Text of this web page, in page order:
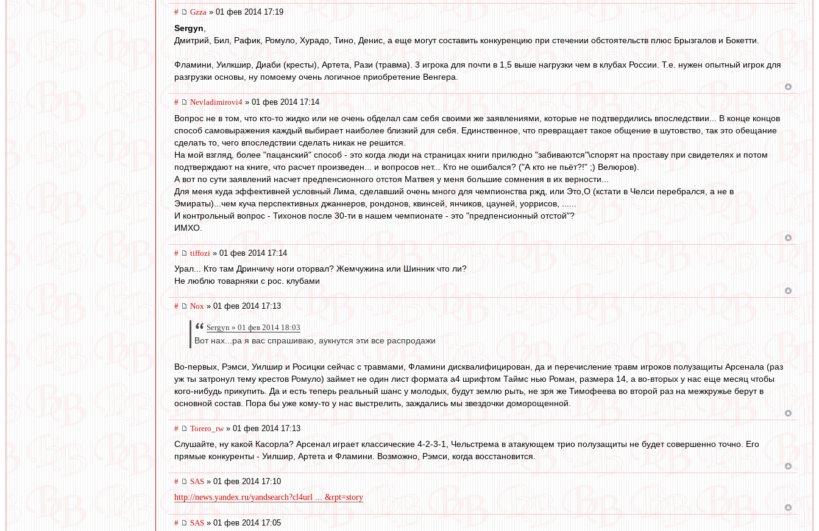
# Gzza » 01 фев 2014 17:19
Sergyn
Дмитрий, Бил, Рафик, Ромуло, Хурадо, Тино, Денис, а еще могут составить конкуренцию при стечении обстоятельств плюс Брызгалов и Бокетти.
Фламини, Уилкшир, Диаби (кресты), Артета, Рази (травма). 3 игрока для почти в 1,5 выше нагрузки чем в клубах России. Т.е. нужен опытный игрок для
разгрузки основы, ну помоему очень логичное приобретение Венгера.
# Nevladimirovi4 » 01 фев 2014 17:14
Вопрос не в том, что кто-то жидко или не очень обделал сам себя своими же заявлениями, которые не подтвердились впоследствии... В конце концов
способ самовыражения каждый выбирает наиболее близкий для себя. Единственное, что превращает такое общение в шутовство, так это обещание
сделать то, чего впоследствии сделать никак не решится.
На мой взгляд, более "пацанский" способ - это когда люди на страницах книги прилюдно "забиваются"\спорят на проставу при свидетелях и потом
подтверждают на книге, что расчет произведен... и вопросов нет... Кто не ошибался? ("А кто не пьёт?!" ;) Велюров).
А вот по сути заявлений насчет предпенсионного отстоя Матвея у меня большие сомнения в их верности...
Для меня куда эффективней условный Лима, сделавший очень много для чемпионства ржд, или Это,О (кстати в Челси перебрался, а не в
Эмираты)...чем куча перспективных джаннеров, рондонов, квинсей, янчиков, цауней, уоррисов, ......
И контрольный вопрос - Тихонов после 30-ти в нашем чемпионате - это "предпенсионный отстой"?
ИМХО.
# tiffozi » 01 фев 2014 17:14
Урал... Кто там Дринчичу ноги оторвал? Жемчужина или Шинник что ли?
Не люблю товарняки с рос. клубами
# Nox » 01 фев 2014 17:13
Sergyn » 01 фев 2014 18:03
Вот нах...ра я вас спрашиваю, аукнутся эти все распродажи
Во-первых, Рэмси, Уилшир и Росицки сейчас с травмами, Фламини дисквалифицирован, да и перечисление травм игроков полузащиты Арсенала (раз
уж ты затронул тему крестов Ромуло) займет не один лист формата а4 шрифтом Таймс нью Роман, размера 14, а во-вторых у нас еще месяц чтобы
кого-нибудь прикупить. Да и есть теперь реальный шанс у молодых, будут землю рыть, не зря же Тимофеева во второй раз на межкружье берут в
основной состав. Пора бы уже кому-то у нас выстрелить, заждались мы звездочки доморощенной.
# Torero_rw» 01 фев 2014 17:13
Слушайте, ну какой Касорла? Арсенал играет классические 4-2-3-1, Чельстрема в атакующем трио полузащиты не будет совершенно точно. Его
прямые конкуренты - Уилшир, Артета и Фламини. Возможно, Рэмси, когда восстановится.
# SAS » 01 фев 2014 17:10
http://news.yandex.ru/yandsearch?cl4url ... &rpt=story
# SAS » 01 фев 2014 17:05